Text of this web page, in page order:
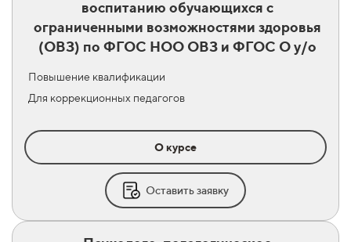
воспитанию обучающихся с
ограниченными возможностями здоровья
(ОВЗ) по ФГОС НОО ОВЗ и ФГОС О у/о
Повышение квалификации
Для коррекционных педагогов
О курсе
Оставить заявку